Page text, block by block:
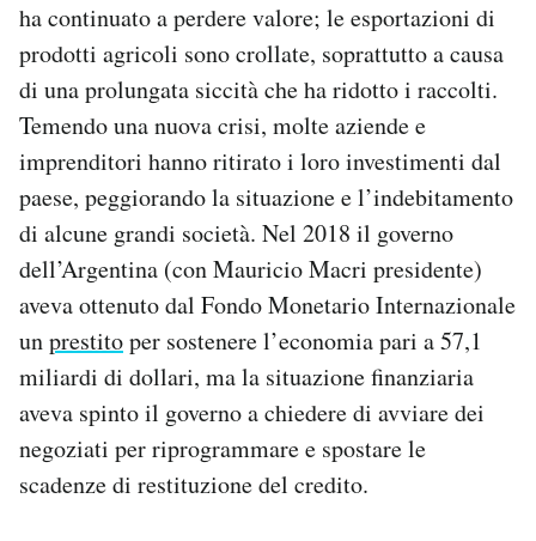
ha continuato a perdere valore; le esportazioni di
prodotti agricoli sono crollate, soprattutto a causa
di una prolungata siccità che ha ridotto i raccolti.
Temendo una nuova crisi, molte aziende e
imprenditori hanno ritirato i loro investimenti dal
paese, peggiorando la situazione e l’indebitamento
di alcune grandi società. Nel 2018 il governo
dell’Argentina (con Mauricio Macri presidente)
aveva ottenuto dal Fondo Monetario Internazionale
unprestitoper sostenere l’economia pari a 57,1
miliardi di dollari, ma la situazione finanziaria
aveva spinto il governo a chiedere di avviare dei
negoziati per riprogrammare e spostare le
scadenze di restituzione del credito.